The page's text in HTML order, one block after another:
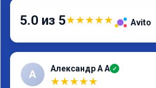
5.0 из 5★★★★★ Avito
А Александр А А ✓
★★★★★